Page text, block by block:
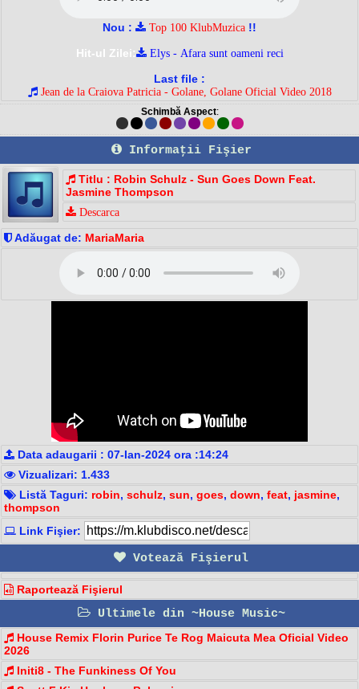
Nou : Top 100 KlubMuzica !!
Hit-ul Zilei:
Elys - Afara sunt oameni reci
Last file :
Jean de la Craiova Patricia - Golane, Golane Oficial Video 2018
Schimbă Aspect:
Informaţii Fişier
Titlu : Robin Schulz - Sun Goes Down Feat.
Jasmine Thompson
Descarca
Adăugat de: MariaMaria
Data adaugarii : 07-Ian-2024 ora :14:24
Vizualizari: 1.433
Listă Taguri: robin, schulz, sun, goes, down, feat, jasmine,
thompson
Link Fişier:
Votează Fişierul
Raportează Fişierul
Ultimele din ~House Music~
House Remix Florin Purice Te Rog Maicuta Mea Oficial Video
2026
Initi8 - The Funkiness Of You